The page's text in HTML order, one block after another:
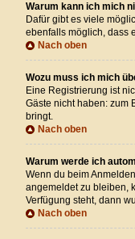
Warum kann ich mich
Dafür gibt es viele
ebenfalls möglich, dass
Nach oben
Wozu muss ich mich
Eine Registrierung ist
Gäste nicht haben: zum
bringt.
Nach oben
Warum werde ich
Wenn du beim
angemeldet zu bleiben,
Verfügung steht, dann
Nach oben